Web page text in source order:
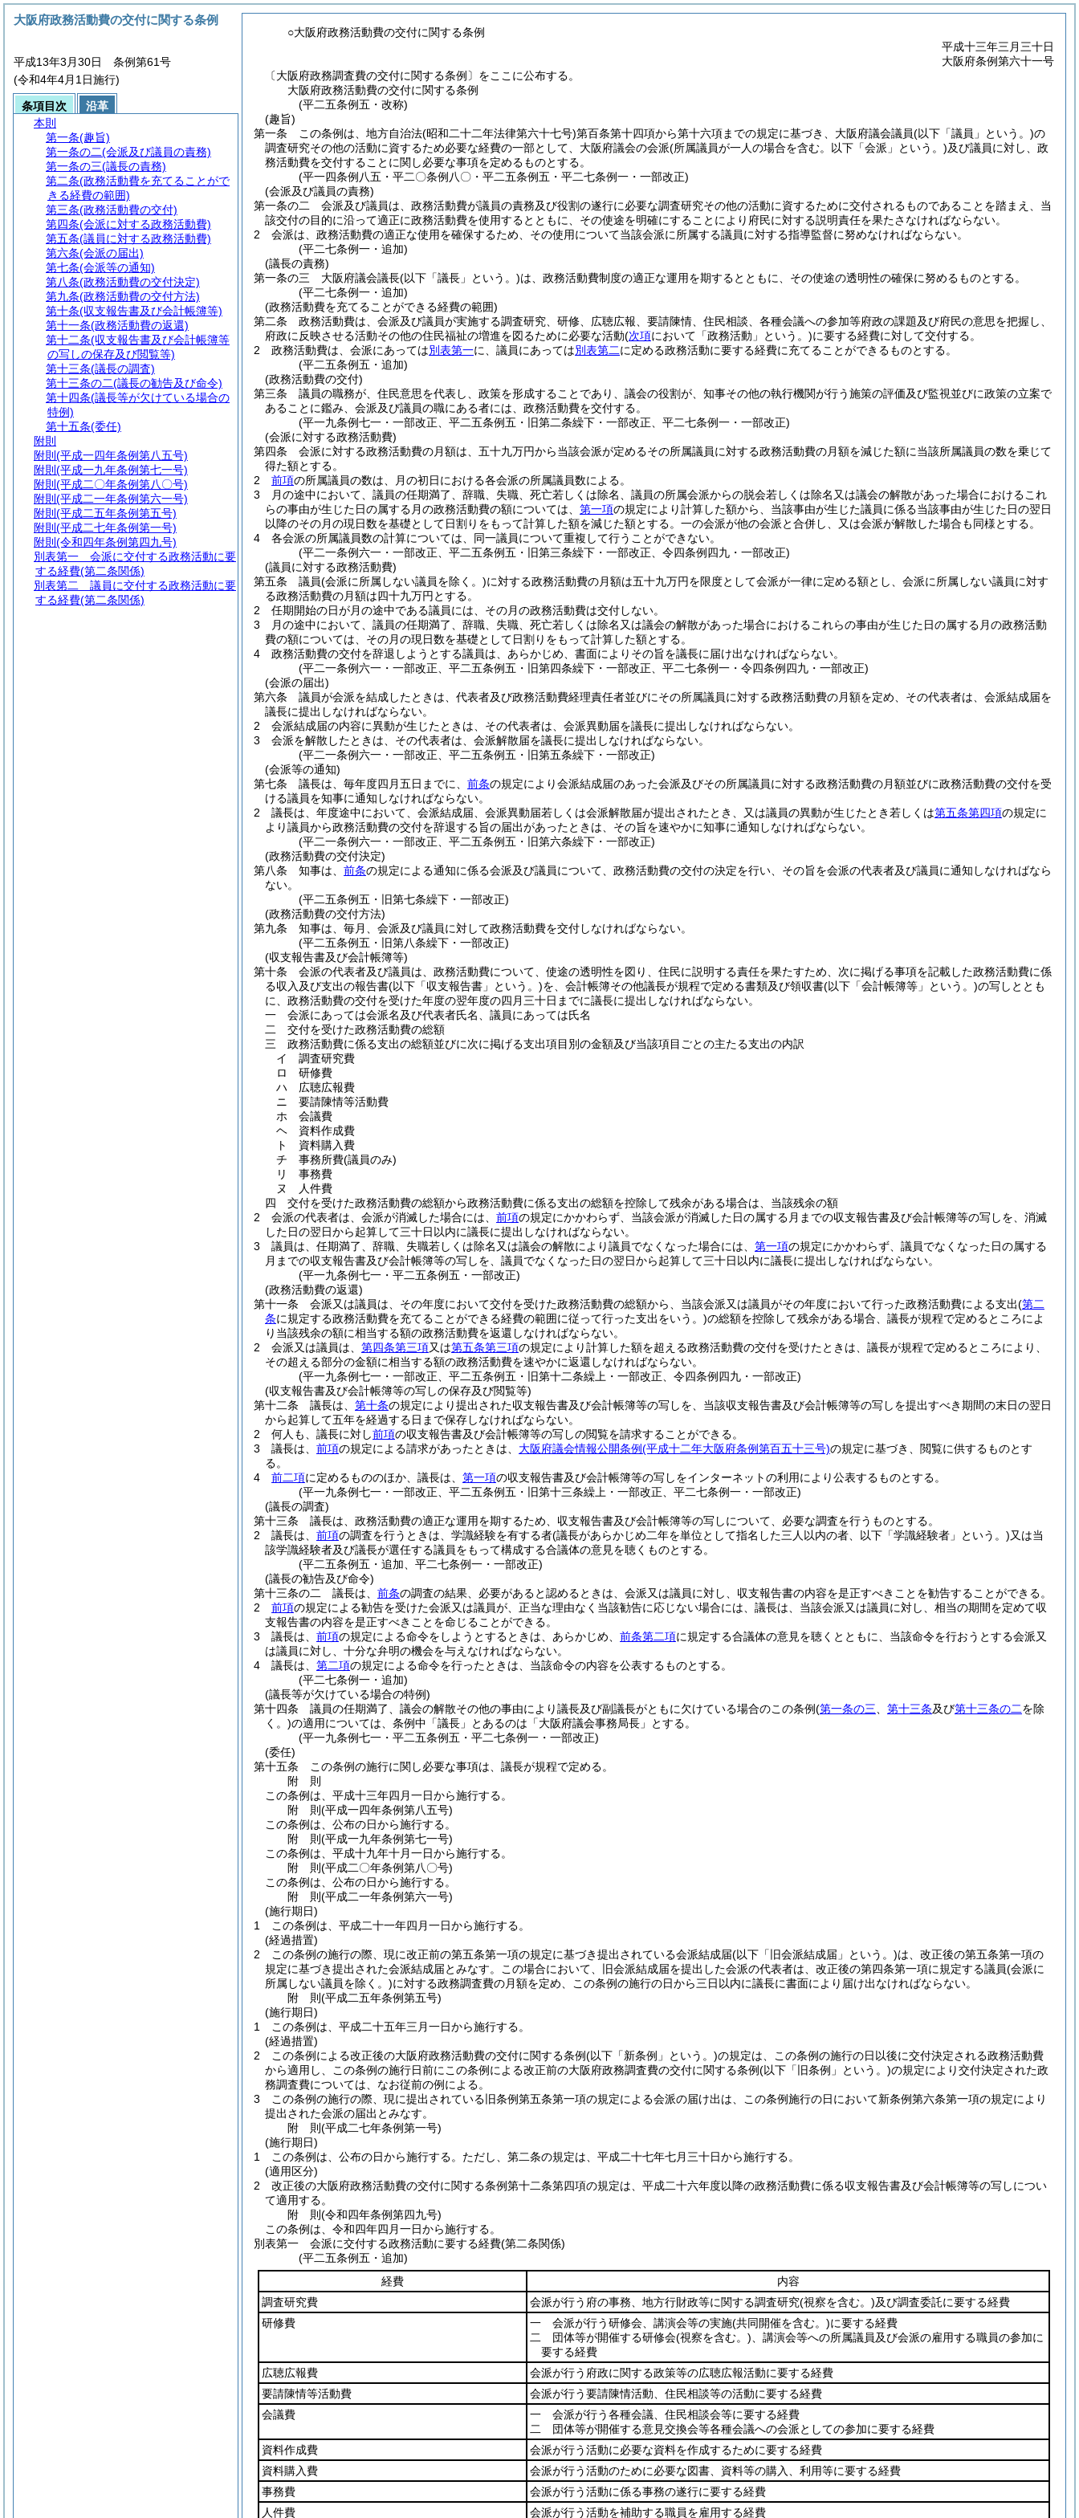
○大阪府政務活動費の交付に関する条例
平成十三年三月三十日
大阪府条例第六十一号
〔大阪府政務調査費の交付に関する条例〕をここに公布する。
大阪府政務活動費の交付に関する条例
(平二五条例五・改称)
(趣旨)
第一条
この条例は、地方自治法(昭和二十二年法律第六十七号)第百条第十四項から第十六項までの規定に基づき、大阪府議会議員(以下「議員」という。)の
調査研究その他の活動に資するため必要な経費の一部として、大阪府議会の会派(所属議員が一人の場合を含む。以下「会派」という。)及び議員に対し、政
務活動費を交付することに関し必要な事項を定めるものとする。
(平一四条例八五・平二〇条例八〇・平二五条例五・平二七条例一・一部改正)
(会派及び議員の責務)
第一条の二
会派及び議員は、政務活動費が議員の責務及び役割の遂行に必要な調査研究その他の活動に資するために交付されるものであることを踏まえ、当
該交付の目的に沿って適正に政務活動費を使用するとともに、その使途を明確にすることにより府民に対する説明責任を果たさなければならない。
2
会派は、政務活動費の適正な使用を確保するため、その使用について当該会派に所属する議員に対する指導監督に努めなければならない。
(平二七条例一・追加)
(議長の責務)
第一条の三
大阪府議会議長(以下「議長」という。)は、政務活動費制度の適正な運用を期するとともに、その使途の透明性の確保に努めるものとする。
(平二七条例一・追加)
(政務活動費を充てることができる経費の範囲)
第二条
政務活動費は、会派及び議員が実施する調査研究、研修、広聴広報、要請陳情、住民相談、各種会議への参加等府政の課題及び府民の意思を把握し、
府政に反映させる活動その他の住民福祉の増進を図るために必要な活動(次項において「政務活動」という。)に要する経費に対して交付する。
2
政務活動費は、会派にあっては別表第一に、議員にあっては別表第二に定める政務活動に要する経費に充てることができるものとする。
(平二五条例五・追加)
(政務活動費の交付)
第三条
議員の職務が、住民意思を代表し、政策を形成することであり、議会の役割が、知事その他の執行機関が行う施策の評価及び監視並びに政策の立案で
あることに鑑み、会派及び議員の職にある者には、政務活動費を交付する。
(平一九条例七一・一部改正、平二五条例五・旧第二条繰下・一部改正、平二七条例一・一部改正)
(会派に対する政務活動費)
第四条
会派に対する政務活動費の月額は、五十九万円から当該会派が定めるその所属議員に対する政務活動費の月額を減じた額に当該所属議員の数を乗じて
得た額とする。
2
前項の所属議員の数は、月の初日における各会派の所属議員数による。
3
月の途中において、議員の任期満了、辞職、失職、死亡若しくは除名、議員の所属会派からの脱会若しくは除名又は議会の解散があった場合におけるこれ
らの事由が生じた日の属する月の政務活動費の額については、 第一項の規定により計算した額から、当該事由が生じた議員に係る当該事由が生じた日の翌日
以降のその月の現日数を基礎として日割りをもって計算した額を減じた額とする。 一の会派が他の会派と合併し、又は会派が解散した場合も同様とする。
4
各会派の所属議員数の計算については、同一議員について重複して行うことができない。
(平二一条例六一・一部改正、平二五条例五・旧第三条繰下・一部改正、令四条例四九・一部改正)
(議員に対する政務活動費)
第五条
議員(会派に所属しない議員を除く。)に対する政務活動費の月額は五十九万円を限度として会派が一律に定める額とし、会派に所属しない議員に対す
る政務活動費の月額は四十九万円とする。
2
任期開始の日が月の途中である議員には、その月の政務活動費は交付しない。
3
月の途中において、議員の任期満了、辞職、失職、死亡若しくは除名又は議会の解散があった場合におけるこれらの事由が生じた日の属する月の政務活動
費の額については、その月の現日数を基礎として日割りをもって計算した額とする。
4
政務活動費の交付を辞退しようとする議員は、あらかじめ、書面によりその旨を議長に届け出なければならない。
(平二一条例六一・一部改正、平二五条例五・旧第四条繰下・一部改正、平二七条例一・令四条例四九・一部改正)
(会派の届出)
第六条
議員が会派を結成したときは、代表者及び政務活動費経理責任者並びにその所属議員に対する政務活動費の月額を定め、その代表者は、会派結成届を
議長に提出しなければならない。
2
会派結成届の内容に異動が生じたときは、その代表者は、会派異動届を議長に提出しなければならない。
3
会派を解散したときは、その代表者は、会派解散届を議長に提出しなければならない。
(平二一条例六一・一部改正、平二五条例五・旧第五条繰下・一部改正)
(会派等の通知)
第七条
議長は、毎年度四月五日までに、 前条の規定により会派結成届のあった会派及びその所属議員に対する政務活動費の月額並びに政務活動費の交付を受
ける議員を知事に通知しなければならない。
2
議長は、年度途中において、会派結成届、会派異動届若しくは会派解散届が提出されたとき、又は議員の異動が生じたとき若しくは第五条第四項の規定に
より議員から政務活動費の交付を辞退する旨の届出があったときは、その旨を速やかに知事に通知しなければならない。
(平二一条例六一・一部改正、平二五条例五・旧第六条繰下・一部改正)
(政務活動費の交付決定)
第八条
知事は、 前条の規定による通知に係る会派及び議員について、政務活動費の交付の決定を行い、その旨を会派の代表者及び議員に通知しなければなら
ない。
(平二五条例五・旧第七条繰下・一部改正)
(政務活動費の交付方法)
第九条
知事は、毎月、会派及び議員に対して政務活動費を交付しなければならない。
(平二五条例五・旧第八条繰下・一部改正)
(収支報告書及び会計帳簿等)
第十条
会派の代表者及び議員は、政務活動費について、使途の透明性を図り、住民に説明する責任を果たすため、次に掲げる事項を記載した政務活動費に係
る収入及び支出の報告書(以下「収支報告書」という。)を、会計帳簿その他議長が規程で定める書類及び領収書(以下「会計帳簿等」という。)の写しととも
に、政務活動費の交付を受けた年度の翌年度の四月三十日までに議長に提出しなければならない。
一
会派にあっては会派名及び代表者氏名、議員にあっては氏名
二
交付を受けた政務活動費の総額
三
政務活動費に係る支出の総額並びに次に掲げる支出項目別の金額及び当該項目ごとの主たる支出の内訳
イ
調査研究費
ロ
研修費
ハ
広聴広報費
ニ
要請陳情等活動費
ホ
会議費
ヘ
資料作成費
ト
資料購入費
チ
事務所費(議員のみ)
リ
事務費
ヌ
人件費
四
交付を受けた政務活動費の総額から政務活動費に係る支出の総額を控除して残余がある場合は、当該残余の額
2
会派の代表者は、会派が消滅した場合には、 前項の規定にかかわらず、当該会派が消滅した日の属する月までの収支報告書及び会計帳簿等の写しを、消滅
した日の翌日から起算して三十日以内に議長に提出しなければならない。
3
議員は、任期満了、辞職、失職若しくは除名又は議会の解散により議員でなくなった場合には、 第一項の規定にかかわらず、議員でなくなった日の属する
月までの収支報告書及び会計帳簿等の写しを、議員でなくなった日の翌日から起算して三十日以内に議長に提出しなければならない。
(平一九条例七一・平二五条例五・一部改正)
(政務活動費の返還)
第十一条
会派又は議員は、その年度において交付を受けた政務活動費の総額から、当該会派又は議員がその年度において行った政務活動費による支出(第二
条に規定する政務活動費を充てることができる経費の範囲に従って行った支出をいう。)の総額を控除して残余がある場合、議長が規程で定めるところによ
り当該残余の額に相当する額の政務活動費を返還しなければならない。
2
会派又は議員は、 第四条第三項又は第五条第三項の規定により計算した額を超える政務活動費の交付を受けたときは、議長が規程で定めるところにより、
その超える部分の金額に相当する額の政務活動費を速やかに返還しなければならない。
(平一九条例七一・一部改正、平二五条例五・旧第十二条繰上・一部改正、令四条例四九・一部改正)
(収支報告書及び会計帳簿等の写しの保存及び閲覧等)
第十二条
議長は、 第十条の規定により提出された収支報告書及び会計帳簿等の写しを、当該収支報告書及び会計帳簿等の写しを提出すべき期間の末日の翌日
から起算して五年を経過する日まで保存しなければならない。
2
何人も、議長に対し前項の収支報告書及び会計帳簿等の写しの閲覧を請求することができる。
3
議長は、 前項の規定による請求があったときは、 大阪府議会情報公開条例(平成十二年大阪府条例第百五十三号)の規定に基づき、閲覧に供するものとす
る。
4
前二項に定めるもののほか、議長は、 第一項の収支報告書及び会計帳簿等の写しをインターネットの利用により公表するものとする。
(平一九条例七一・一部改正、平二五条例五・旧第十三条繰上・一部改正、平二七条例一・一部改正)
(議長の調査)
第十三条
議長は、政務活動費の適正な運用を期するため、収支報告書及び会計帳簿等の写しについて、必要な調査を行うものとする。
2
議長は、 前項の調査を行うときは、学識経験を有する者(議長があらかじめ二年を単位として指名した三人以内の者、以下「学識経験者」という。)又は当
該学識経験者及び議長が選任する議員をもって構成する合議体の意見を聴くものとする。
(平二五条例五・追加、平二七条例一・一部改正)
(議長の勧告及び命令)
第十三条の二
議長は、 前条の調査の結果、必要があると認めるときは、会派又は議員に対し、収支報告書の内容を是正すべきことを勧告することができる。
2
前項の規定による勧告を受けた会派又は議員が、正当な理由なく当該勧告に応じない場合には、議長は、当該会派又は議員に対し、相当の期間を定めて収
支報告書の内容を是正すべきことを命じることができる。
3
議長は、 前項の規定による命令をしようとするときは、あらかじめ、 前条第二項に規定する合議体の意見を聴くとともに、当該命令を行おうとする会派又
は議員に対し、十分な弁明の機会を与えなければならない。
4
議長は、 第二項の規定による命令を行ったときは、当該命令の内容を公表するものとする。
(平二七条例一・追加)
(議長等が欠けている場合の特例)
第十四条
議員の任期満了、議会の解散その他の事由により議長及び副議長がともに欠けている場合のこの条例(第一条の三 第十三条及び第十三条の二を除
く。)の適用については、条例中「議長」とあるのは「大阪府議会事務局長」とする。
(平一九条例七一・平二五条例五・平二七条例一・一部改正)
(委任)
第十五条
この条例の施行に関し必要な事項は、議長が規程で定める。
附 則
この条例は、平成十三年四月一日から施行する。
附 則(平成一四年条例第八五号)
この条例は、公布の日から施行する。
附 則(平成一九年条例第七一号)
この条例は、平成十九年十月一日から施行する。
附 則(平成二〇年条例第八〇号)
この条例は、公布の日から施行する。
附 則(平成二一年条例第六一号)
(施行期日)
1
この条例は、平成二十一年四月一日から施行する。
(経過措置)
2
この条例の施行の際、現に改正前の第五条第一項の規定に基づき提出されている会派結成届(以下「旧会派結成届」という。)は、改正後の第五条第一項の
規定に基づき提出された会派結成届とみなす。
この場合において、旧会派結成届を提出した会派の代表者は、改正後の第四条第一項に規定する議員(会派に
所属しない議員を除く。)に対する政務調査費の月額を定め、この条例の施行の日から三日以内に議長に書面により届け出なければならない。
附 則(平成二五年条例第五号)
(施行期日)
1
この条例は、平成二十五年三月一日から施行する。
(経過措置)
2
この条例による改正後の大阪府政務活動費の交付に関する条例(以下「新条例」という。)の規定は、この条例の施行の日以後に交付決定される政務活動費
から適用し、この条例の施行日前にこの条例による改正前の大阪府政務調査費の交付に関する条例(以下「旧条例」という。)の規定により交付決定された政
務調査費については、なお従前の例による。
3
この条例の施行の際、現に提出されている旧条例第五条第一項の規定による会派の届け出は、この条例施行の日において新条例第六条第一項の規定により
提出された会派の届出とみなす。
附 則(平成二七年条例第一号)
(施行期日)
1
この条例は、公布の日から施行する。 ただし、第二条の規定は、平成二十七年七月三十日から施行する。
(適用区分)
2
改正後の大阪府政務活動費の交付に関する条例第十二条第四項の規定は、平成二十六年度以降の政務活動費に係る収支報告書及び会計帳簿等の写しについ
て適用する。
附 則(令和四年条例第四九号)
この条例は、令和四年四月一日から施行する。
別表第一 会派に交付する政務活動に要する経費(第二条関係)
(平二五条例五・追加)
経費
内容
調査研究費
会派が行う府の事務、地方行財政等に関する調査研究(視察を含む。)及び調査委託に要する経費
研修費
一 会派が行う研修会、講演会等の実施(共同開催を含む。)に要する経費
二 団体等が開催する研修会(視察を含む。) 、講演会等への所属議員及び会派の雇用する職員の参加に
要する経費
広聴広報費
会派が行う府政に関する政策等の広聴広報活動に要する経費
要請陳情等活動費
会派が行う要請陳情活動、住民相談等の活動に要する経費
会議費
一 会派が行う各種会議、住民相談会等に要する経費
二 団体等が開催する意見交換会等各種会議への会派としての参加に要する経費
資料作成費
会派が行う活動に必要な資料を作成するために要する経費
資料購入費
会派が行う活動のために必要な図書、資料等の購入、利用等に要する経費
事務費
会派が行う活動に係る事務の遂行に要する経費
人件費
会派が行う活動を補助する職員を雇用する経費
大阪府政務活動費の交付に関する条例
平成13年3月30日 条例第61号
(令和4年4月1日施行)
条項目次
沿革
本則
第一条(趣旨)
第一条の二(会派及び議員の責務)
第一条の三(議長の責務)
第二条(政務活動費を充てることがで
きる経費の範囲)
第三条(政務活動費の交付)
第四条(会派に対する政務活動費)
第五条(議員に対する政務活動費)
第六条(会派の届出)
第七条(会派等の通知)
第八条(政務活動費の交付決定)
第九条(政務活動費の交付方法)
第十条(収支報告書及び会計帳簿等)
第十一条(政務活動費の返還)
第十二条(収支報告書及び会計帳簿等
の写しの保存及び閲覧等)
第十三条(議長の調査)
第十三条の二(議長の勧告及び命令)
第十四条(議長等が欠けている場合の
特例)
第十五条(委任)
附則
附則 (平成一四年条例第八五号)
附則 (平成一九年条例第七一号)
附則 (平成二〇年条例第八〇号)
附則 (平成二一年条例第六一号)
附則 (平成二五年条例第五号)
附則 (平成二七年条例第一号)
附則 (令和四年条例第四九号)
別表第一 会派に交付する政務活動に要
する経費(第二条関係)
別表第二
議員に交付する政務活動に要
する経費(第二条関係)